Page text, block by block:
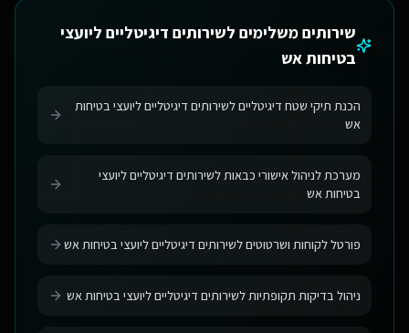
שירותים משלימים לשירותים דיגיטליים ליועצי
בטיחות אש
הכנת תיקי שטח דיגיטליים לשירותים דיגיטליים ליועצי בטיחות
אש
מערכת לניהול אישורי כבאות לשירותים דיגיטליים ליועצי
בטיחות אש
פורטל לקוחות ושרטוטים לשירותים דיגיטליים ליועצי בטיחות אש
ניהול בדיקות תקופתיות לשירותים דיגיטליים ליועצי בטיחות אש